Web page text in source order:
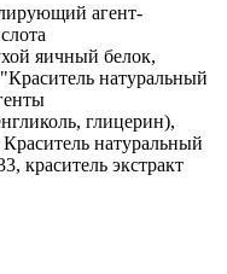
агент-
яичный белок,
натуральный
глицерин),
натуральный
краситель экстракт